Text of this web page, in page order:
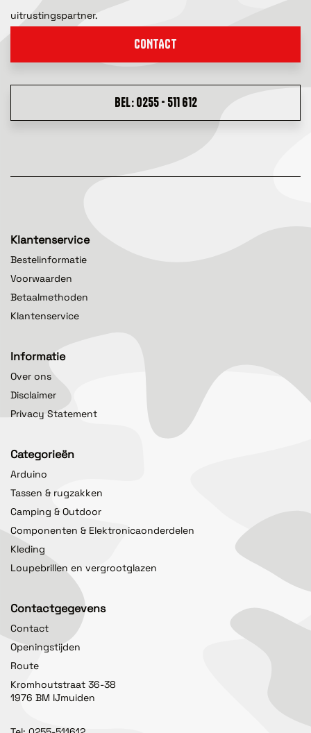
uitrustingspartner.
CONTACT
BEL: 0255 - 511 612
Klantenservice
Bestelinformatie
Voorwaarden
Betaalmethoden
Klantenservice
Informatie
Over ons
Disclaimer
Privacy Statement
Categorieën
Arduino
Tassen & rugzakken
Camping & Outdoor
Componenten & Elektronicaonderdelen
Kleding
Loupebrillen en vergrootglazen
Contactgegevens
Contact
Openingstijden
Route
Kromhoutstraat 36-38
1976 BM IJmuiden